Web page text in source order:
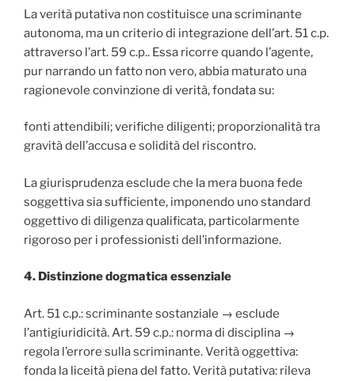
La verità putativa non costituisce una scriminante
autonoma, ma un criterio di integrazione dell’art. 51 c.p.
attraverso l’art. 59 c.p.. Essa ricorre quando l’agente,
pur narrando un fatto non vero, abbia maturato una
ragionevole convinzione di verità, fondata su:
fonti attendibili; verifiche diligenti; proporzionalità tra
gravità dell’accusa e solidità del riscontro.
La giurisprudenza esclude che la mera buona fede
soggettiva sia sufficiente, imponendo uno standard
oggettivo di diligenza qualificata, particolarmente
rigoroso per i professionisti dell’informazione.
4. Distinzione dogmatica essenziale
Art. 51 c.p.: scriminante sostanziale → esclude
l’antigiuridicità. Art. 59 c.p.: norma di disciplina →
regola l’errore sulla scriminante. Verità oggettiva:
fonda la liceità piena del fatto. Verità putativa: rileva